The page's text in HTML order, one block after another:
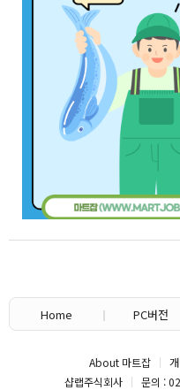
Home PC버전
About 마트잡
샵랩주식회사
문의 :